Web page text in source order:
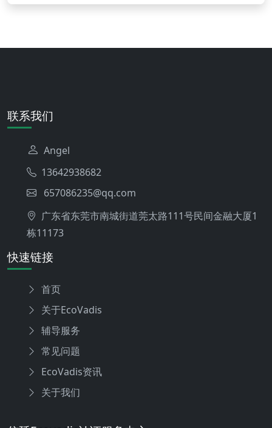
联系我们
Angel
13642938682
657086235@qq.com
广东省东莞市南城街道莞太路111号民间金融大厦1
栋11173
快速链接
首页
关于EcoVadis
辅导服务
常见问题
EcoVadis资讯
关于我们